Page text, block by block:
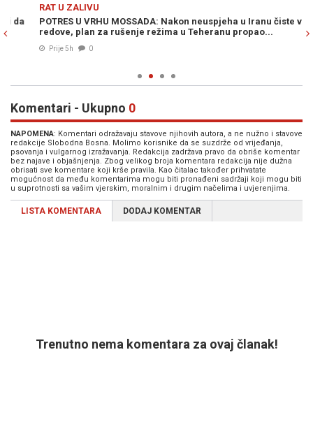
RAT U ZALIVU
POTRES U VRHU MOSSADA: Nakon neuspjeha u Iranu čiste vlastite
redove, plan za rušenje režima u Teheranu propao...
Prije 5h 0
Komentari - Ukupno 0
NAPOMENA: Komentari odražavaju stavove njihovih autora, a ne nužno i stavove
redakcije Slobodna Bosna. Molimo korisnike da se suzdrže od vrijeđanja,
psovanja i vulgarnog izražavanja. Redakcija zadržava pravo da obriše komentar
bez najave i objašnjenja. Zbog velikog broja komentara redakcija nije dužna
obrisati sve komentare koji krše pravila. Kao čitalac također prihvatate
mogućnost da među komentarima mogu biti pronađeni sadržaji koji mogu biti
u suprotnosti sa vašim vjerskim, moralnim i drugim načelima i uvjerenjima.
LISTA KOMENTARA DODAJ KOMENTAR
Trenutno nema komentara za ovaj članak!